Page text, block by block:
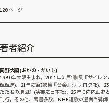
128ページ
著者紹介
岡野大嗣(おかの・だいじ)
1980年大阪生まれ。2014年に第1歌集『サイレ
侃侃房)、21年に第3歌集『音楽』(ナナロク社)、
たたねの地図』(実業之日本社)、25年に佐内正史
刊行。その他、著書多数。NHK短歌の選者や講師